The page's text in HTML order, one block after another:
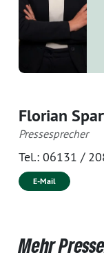
Florian
Pressesprecher
Tel.: 06131 /
E-Mail
Mehr